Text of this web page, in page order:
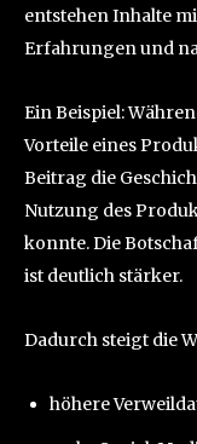
entstehen Inhalte
Erfahrungen und
Ein Beispiel:
Vorteile eines
Beitrag die
Nutzung des
konnte. Die
ist deutlich stärker.
Dadurch steigt die
höhere